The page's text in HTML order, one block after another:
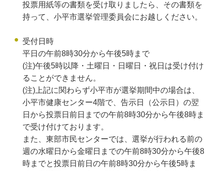
投票用紙等の書類を受け取りましたら、その書類を
持って、小平市選挙管理委員会にお越しください。
受付日時
平日の午前8時30分から午後5時まで
(注)午後5時以降・土曜日・日曜日・祝日は受け付け
ることができません。
(注)上記に関わらず小平市が選挙期間中の場合は、
小平市健康センター4階で、告示日（公示日）の翌
日から投票日前日までの午前8時30分から午後8時ま
で受け付けております。
また、東部市民センターでは、選挙が行われる前の
週の水曜日から金曜日までの午前8時30分から午後8
時までと投票日前日の午前8時30分から午後5時ま